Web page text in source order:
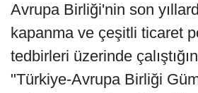
Avrupa Birliği'nin son
kapanma ve çeşitli ticaret
tedbirleri üzerinde
"Türkiye-Avrupa Birliği